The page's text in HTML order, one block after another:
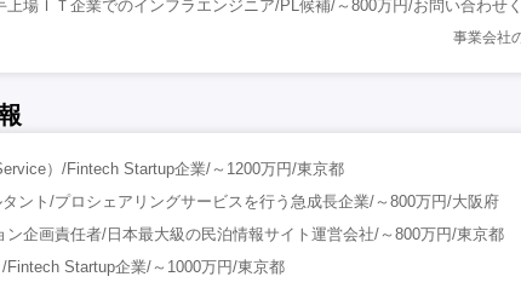
場ＩＴ企業でのインフラエンジニア/PL候補/～800万円/お問い合わせく
事業会社
）/Fintech Startup企業/～1200万円/東京都
ント/プロシェアリングサービスを行う急成長企業/～800万円/大阪府
ン企画責任者/日本最大級の民泊情報サイト運営会社/～800万円/東京都
Fintech Startup企業/～1000万円/東京都